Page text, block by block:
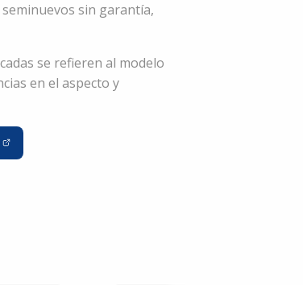
sin garantía,
se refieren al modelo
en el aspecto y